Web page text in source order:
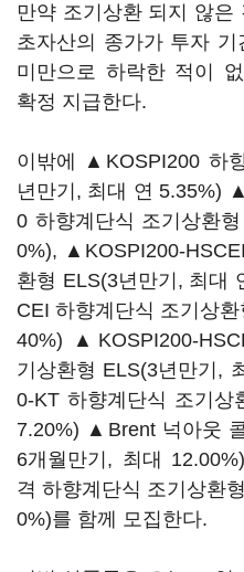
만약 조기상환 되지 않은
초자산의 종가가 투자
미만으로 하락한 적이
확정 지급한다.
이밖에 ▲KOSPI200 하
년만기, 최대 연 5.35%)
0 하향계단식 조기상환
0%), ▲KOSPI200-
환형 ELS(3년만기, 최대
CEI 하향계단식 조기상
40%) ▲KOSPI200-
기상환형 ELS(3년만기,
0-KT 하향계단식 조기상
7.20%) ▲Brent 넉아웃
6개월만기, 최대
격 하향계단식 조기상환
0%)를 함께 모집한다.